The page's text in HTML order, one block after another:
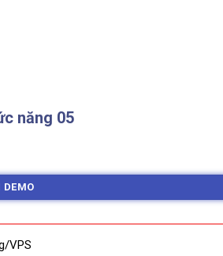
năng 05
DEMO
VPS